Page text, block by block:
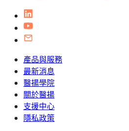
產品與服務
最新消息
醫揚學院
關於醫揚
支援中心
隱私政策